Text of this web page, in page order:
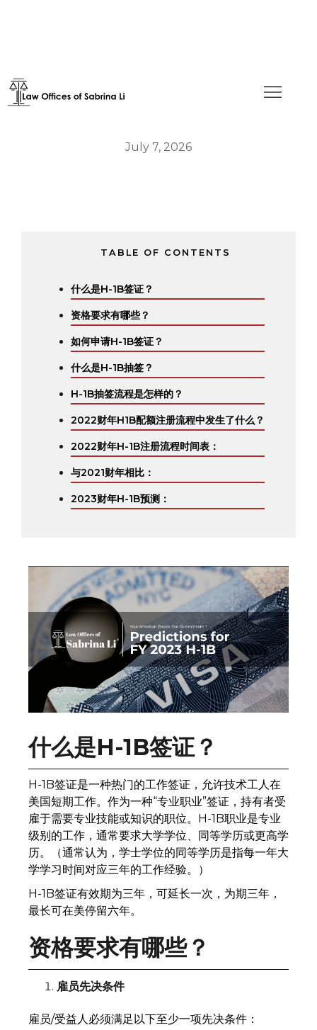
2023财年H-1B预测
July 7, 2026
TABLE OF CONTENTS
什么是H-1B签证？‍
‍资格要求有哪些？
如何申请H-1B签证？
什么是H-1B抽签？
H-1B抽签流程是怎样的？
2022财年H1B配额注册流程中发生了什么？
2022财年H-1B注册流程时间表：
与2021财年相比：
‍2023财年H-1B预测：
什么是H-1B签证？
H-1B签证是一种热门的工作签证，允许技术工人在
美国短期工作。作为一种“专业职业”签证，持有者受
雇于需要专业技能或知识的职位。H-1B职业是专业
级别的工作，通常要求大学学位、同等学历或更高学
历。（通常认为，学士学位的同等学历是指每一年大
学学习时间对应三年的工作经验。）
H-1B签证有效期为三年，可延长一次，为期三年，
最长可在美停留六年。
资格要求有哪些？
雇员先决条件
雇员/受益人必须满足以下至少一项先决条件：